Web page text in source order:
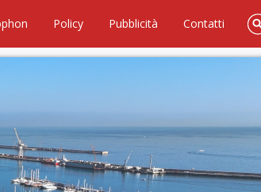
Policy Pubblicità Contatti